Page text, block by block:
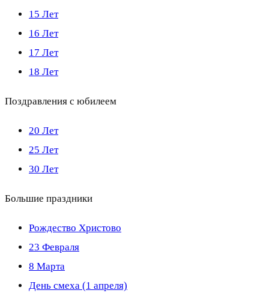
15 Лет
16 Лет
17 Лет
18 Лет
Поздравления с юбилеем
20 Лет
25 Лет
30 Лет
Большие праздники
Рождество Христово
23 Февраля
8 Марта
День смеха (1 апреля)